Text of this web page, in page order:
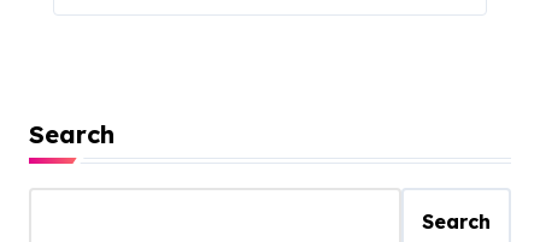
Search
Search